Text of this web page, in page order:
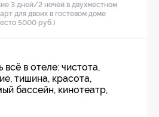
3 дней/2 ночей в двухместном
для двоих в гостевом доме
5000 руб.)
в отеле: чистота,
тишина, красота,
бассейн, кинотеатр,